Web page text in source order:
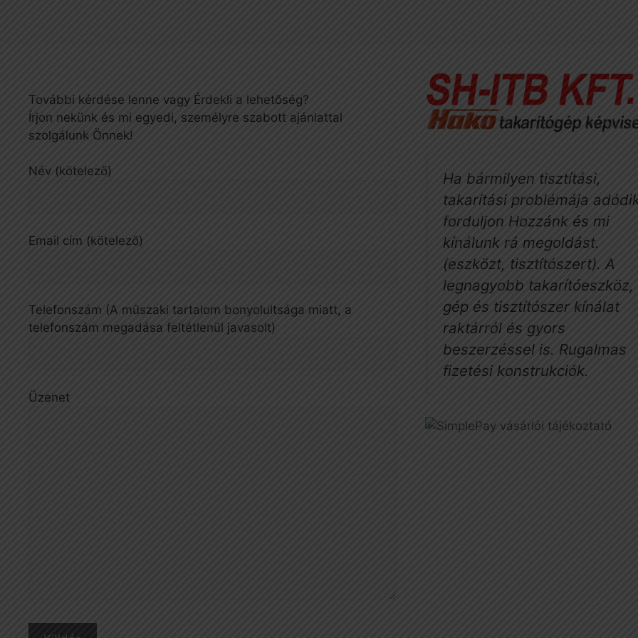
További kérdése lenne vagy Érdekli a lehetőség?
Írjon nekünk és mi egyedi, személyre szabott ajánlattal
szolgálunk Önnek!
Név (kötelező)
Email cím (kötelező)
Telefonszám (A műszaki tartalom bonyolultsága miatt, a
telefonszám megadása feltétlenül javasolt)
Üzenet
Ha bármilyen tisztítási,
takarítási problémája
forduljon Hozzánk és mi
kínálunk rá megoldást.
(eszközt, tisztítószert). A
legnagyobb takarítóeszköz,
gép és tisztítószer kínálat
raktárról és gyors
beszerzéssel is. Rugalmas
fizetési konstrukciók.